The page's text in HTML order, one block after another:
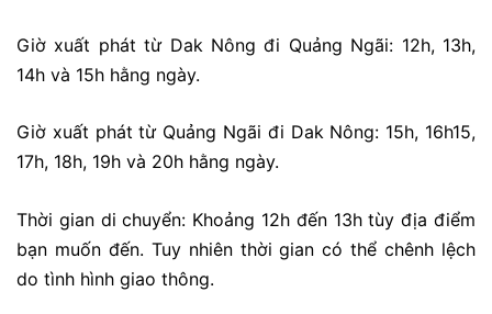
Giờ xuất phát từ Dak Nông đi Quảng Ngãi: 12h, 13h,
14h và 15h hằng ngày.
Giờ xuất phát từ Quảng Ngãi đi Dak Nông: 15h, 16h15,
17h, 18h, 19h và 20h hằng ngày.
Thời gian di chuyển: Khoảng 12h đến 13h tùy địa điểm
bạn muốn đến. Tuy nhiên thời gian có thể chênh lệch
do tình hình giao thông.